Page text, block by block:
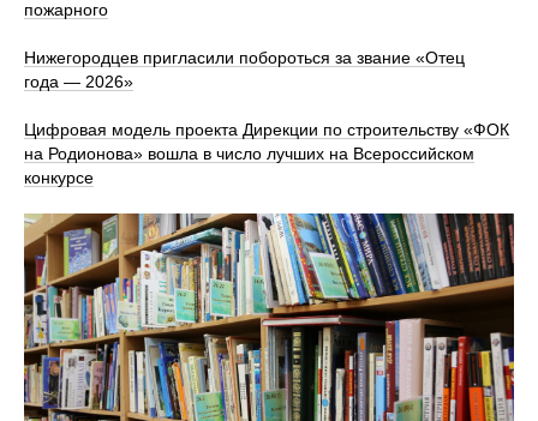
пожарного
Нижегородцев пригласили побороться за звание «Отец
года — 2026»
Цифровая модель проекта Дирекции по строительству «ФОК
на Родионова» вошла в число лучших на Всероссийском
конкурсе